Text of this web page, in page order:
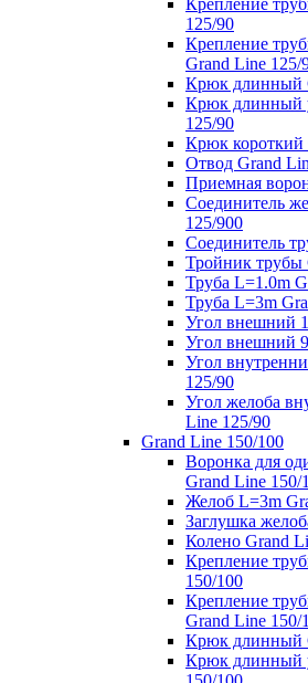
Крепление
125/90
Крепление
Grand Line 125/
Крюк длинный
Крюк длинный
125/90
Крюк короткий
Отвод Grand
Приемная
Соединитель
125/900
Соединитель
Тройник трубы
Труба L=1.0m
Труба L=3m
Угол внешний
Угол внешний
Угол
125/90
Угол желоба
Line 125/90
Grand Line 150/100
Воронка для
Grand Line 150/
Желоб L=3m
Заглушка
Колено Grand
Крепление
150/100
Крепление
Grand Line 150/
Крюк длинный
Крюк длинный